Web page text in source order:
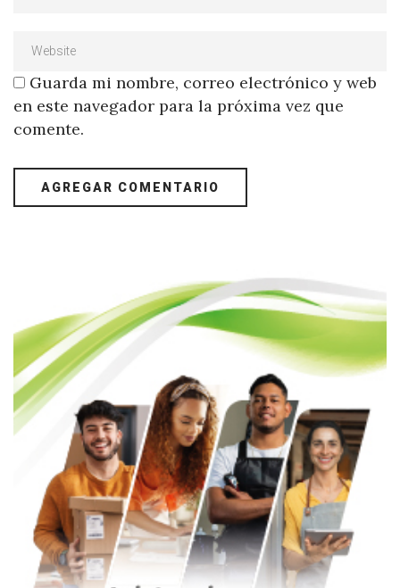
Guarda mi nombre, correo electrónico y web
en este navegador para la próxima vez que
comente.